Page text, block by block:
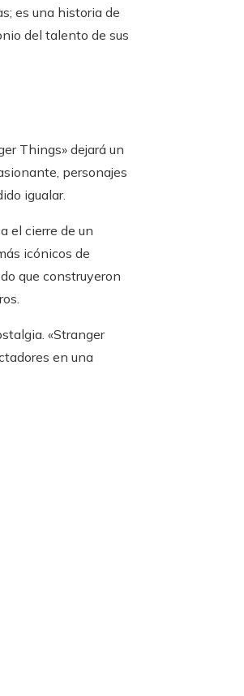
es una historia de
del talento de sus
Things» dejará un
personajes
igualar.
el cierre de un
icónicos de
que construyeron
«Stranger
en una